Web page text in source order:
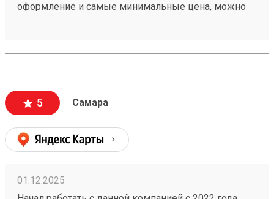
оформление и самые минимальные цена, можно
250861534
5 Самара
01.12.2025